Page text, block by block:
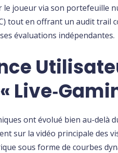
le joueur via son portefeuille
tout en offrant un audit
évaluations indépendantes.
ont évolué bien au-delà
sur la vidéo principale des
sous forme de courbes